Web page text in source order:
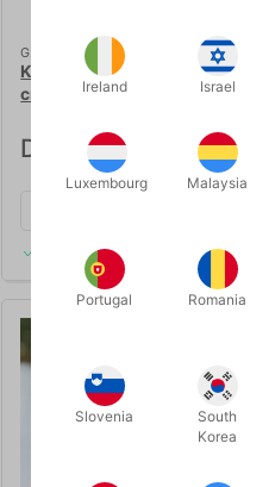
G205
KLOVNE NÆSETIP RØD - 3
cm.
DKK 85,00
På lager
Ireland Israel
Luxembourg Malaysia
Portugal Romania
Slovenia
South
Korea